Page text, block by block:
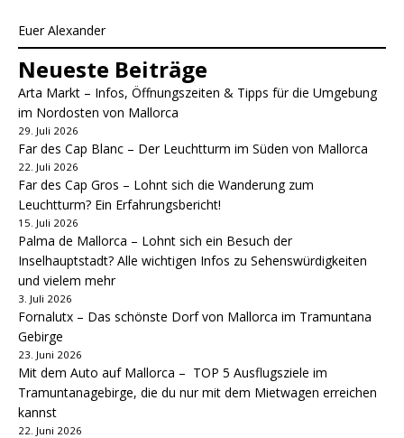
Euer Alexander
Neueste Beiträge
Arta Markt – Infos, Öffnungszeiten & Tipps für die Umgebung
im Nordosten von Mallorca
29. Juli 2026
Far des Cap Blanc – Der Leuchtturm im Süden von Mallorca
22. Juli 2026
Far des Cap Gros – Lohnt sich die Wanderung zum
Leuchtturm? Ein Erfahrungsbericht!
15. Juli 2026
Palma de Mallorca – Lohnt sich ein Besuch der
Inselhauptstadt? Alle wichtigen Infos zu Sehenswürdigkeiten
und vielem mehr
3. Juli 2026
Fornalutx – Das schönste Dorf von Mallorca im Tramuntana
Gebirge
23. Juni 2026
Mit dem Auto auf Mallorca – TOP 5 Ausflugsziele im
Tramuntanagebirge, die du nur mit dem Mietwagen erreichen
kannst
22. Juni 2026